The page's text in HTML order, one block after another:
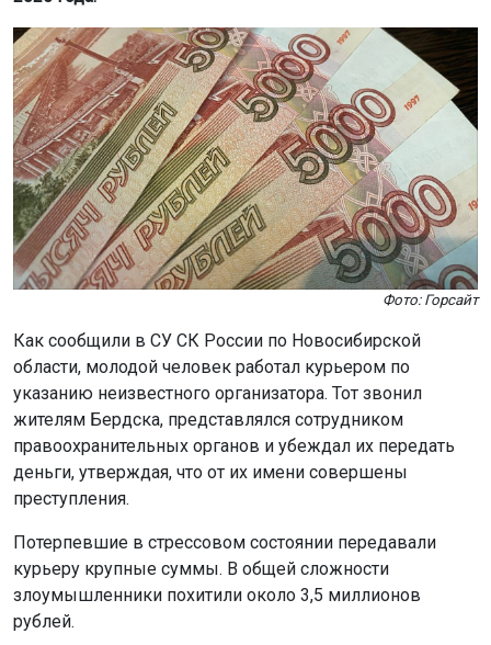
Фото: Горсайт
Как сообщили в СУ СК России по Новосибирской
области, молодой человек работал курьером по
указанию неизвестного организатора. Тот звонил
жителям Бердска, представлялся сотрудником
правоохранительных органов и убеждал их передать
деньги, утверждая, что от их имени совершены
преступления.
Потерпевшие в стрессовом состоянии передавали
курьеру крупные суммы. В общей сложности
злоумышленники похитили около 3,5 миллионов
рублей.